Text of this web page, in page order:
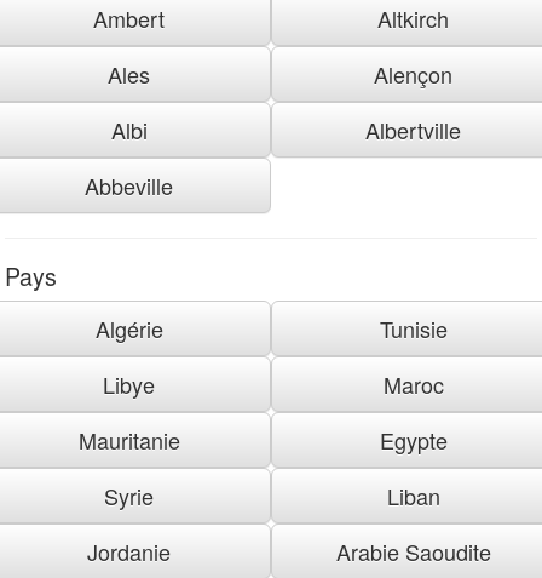
Ambert
Altkirch
Ales
Alençon
Albi
Albertville
Abbeville
Pays
Algérie
Tunisie
Libye
Maroc
Mauritanie
Egypte
Syrie
Liban
Jordanie
Arabie Saoudite